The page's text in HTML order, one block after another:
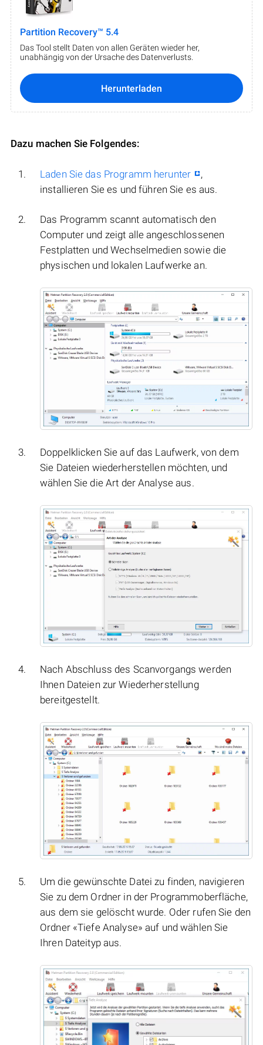
Partition Recovery™ 5.4
Das Tool stellt Daten von allen Geräten wieder her,
unabhängig von der Ursache des Datenverlusts.
Herunterladen
Dazu machen Sie Folgendes:
Laden Sie das Programm herunter
,
installieren Sie es und führen Sie es aus.
Das Programm scannt automatisch den
Computer und zeigt alle angeschlossenen
Festplatten und Wechselmedien sowie die
physischen und lokalen Laufwerke an.
Doppelklicken Sie auf das Laufwerk, von dem
Sie Dateien wiederherstellen möchten, und
wählen Sie die Art der Analyse aus.
Nach Abschluss des Scanvorgangs werden
Ihnen Dateien zur Wiederherstellung
bereitgestellt.
Um die gewünschte Datei zu finden, navigieren
Sie zu dem Ordner in der Programmoberfläche,
aus dem sie gelöscht wurde. Oder rufen Sie den
Ordner «Tiefe Analyse» auf und wählen Sie
Ihren Dateityp aus.